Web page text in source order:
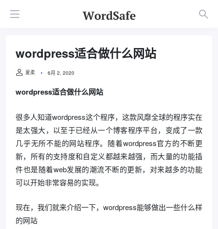
wordpress适合做什么网站
夏柔 6月 2, 2020
wordpress适合做什么网站
很多人知道wordpress这个程序，这款风靡全球的程序实在
是太强大，以至于已经从一个博客程序平台，变成了一款
几乎无所不能的网站程序。随着wordpress官方的不断更
新，所有的支持度和自定义都越来越强，而大量的功能插
件也是随着web发展的潮流不断的更新，对来越多的功能
可以开始非常容易的实现。
现在，我们就来介绍一下，wordpress能够做出一些什么样
的网站